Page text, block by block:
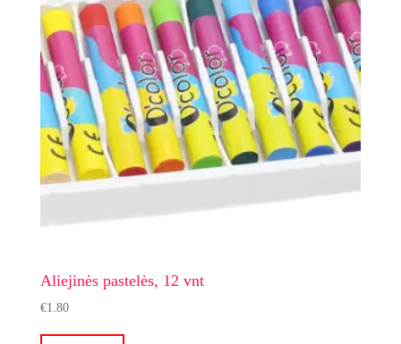
Aliejinės pastelės, 12 vnt
€1.80